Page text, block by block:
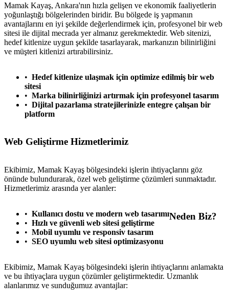
Mamak Kayaş, Ankara'nın hızla gelişen ve ekonomik faaliyetlerin
yoğunlaştığı bölgelerinden biridir. Bu bölgede iş yapmanın
avantajlarını en iyi şekilde değerlendirmek için, profesyonel bir web
sitesi ile dijital mecrada yer almanız gerekmektedir. Web sitenizi,
hedef kitlenize uygun şekilde tasarlayarak, markanızın bilinirliğini
ve müşteri kitlenizi artırabilirsiniz.
Hedef kitlenize ulaşmak için optimize edilmiş bir web
sitesi
Marka bilinirliğinizi artırmak için profesyonel tasarım
Dijital pazarlama stratejilerinizle entegre çalışan bir
platform
Web Geliştirme Hizmetlerimiz
Ekibimiz, Mamak Kayaş bölgesindeki işlerin ihtiyaçlarını göz
önünde bulundurarak, özel web geliştirme çözümleri sunmaktadır.
Hizmetlerimiz arasında yer alanler:
Kullanıcı dostu ve modern web tasarımı
Hızlı ve güvenli web sitesi geliştirme
Mobil uyumlu ve responsiv tasarım
SEO uyumlu web sitesi optimizasyonu
Neden Biz?
Ekibimiz, Mamak Kayaş bölgesindeki işlerin ihtiyaçlarını anlamakta
ve bu ihtiyaçlara uygun çözümler geliştirmektedir. Uzmanlık
alanlarımız ve sunduğumuz avantajlar: